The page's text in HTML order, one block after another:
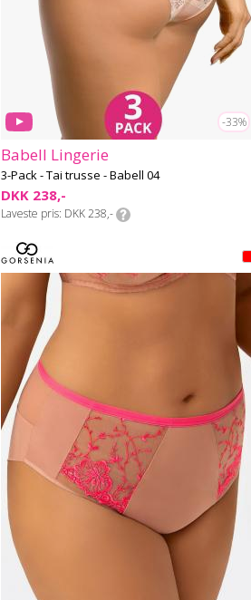
-33%
Babell Lingerie
3-Pack - Tai trusse - Babell 04
DKK 238,-
Laveste pris DKK 238,-